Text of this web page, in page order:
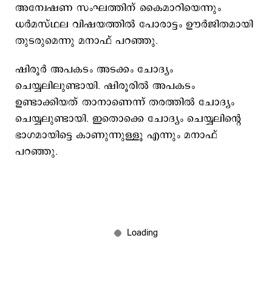
അന്വേഷണ സംഘത്തിന് കൈമാറിയെന്നും
ധര്‍മസ്ഥല വിഷയത്തില്‍ പോരാട്ടം ഊര്‍ജിതമായി
തുടരുമെന്നു മനാഫ് പറഞ്ഞു.
ഷിരൂര്‍ അപകടം അടക്കം ചോദ്യം
ചെയ്യലിലുണ്ടായി. ഷിരൂരില്‍ അപകടം
ഉണ്ടാക്കിയത് താനാണെന്ന് തരത്തില്‍ ചോദ്യം
ചെയ്യലുണ്ടായി. ഇതൊക്കെ ചോദ്യം ചെയ്യലിന്‍റെ
ഭാഗമായിട്ടെ കാണുന്നുള്ളൂ എന്നും മനാഫ്
പറഞ്ഞു.